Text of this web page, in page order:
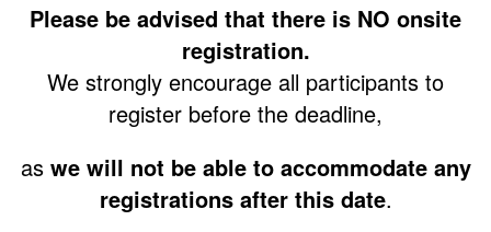
Please be advised that there is NO onsite
registration.
We strongly encourage all participants to
register before the deadline,
as we will not be able to accommodate any
registrations after this date.